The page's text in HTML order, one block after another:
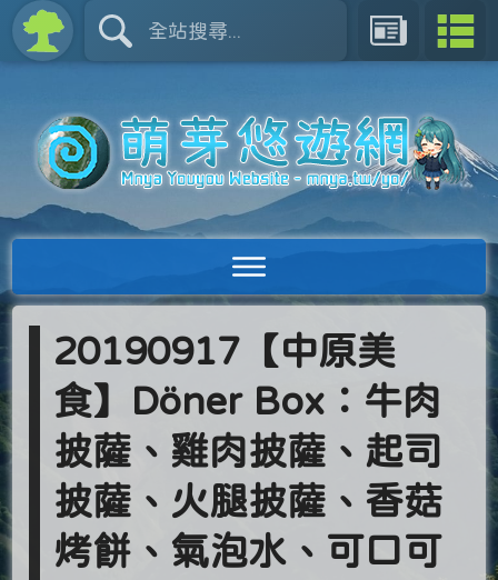
20190917【中原美
食】Döner Box：牛肉
披薩、雞肉披薩、起司
披薩、火腿披薩、香菇
烤餅、氣泡水、可口可